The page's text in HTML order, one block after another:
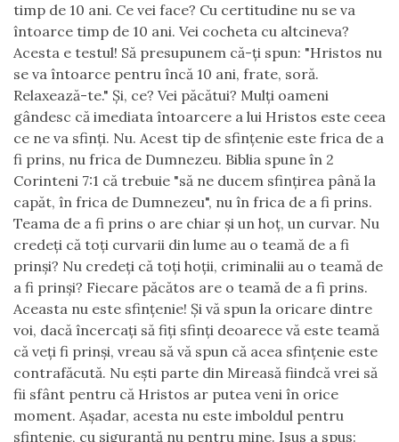
timp de 10 ani. Ce vei face? Cu certitudine nu se va
întoarce timp de 10 ani. Vei cocheta cu altcineva?
Acesta e testul! Să presupunem că-ţi spun: "Hristos nu
se va întoarce pentru încă 10 ani, frate, soră.
Relaxează-te." Şi, ce? Vei păcătui? Mulţi oameni
gândesc că imediata întoarcere a lui Hristos este ceea
ce ne va sfinţi. Nu. Acest tip de sfinţenie este frica de a
fi prins, nu frica de Dumnezeu. Biblia spune în 2
Corinteni 7:1 că trebuie "să ne ducem sfinţirea până la
capăt, în frica de Dumnezeu", nu în frica de a fi prins.
Teama de a fi prins o are chiar şi un hoţ, un curvar. Nu
credeţi că toţi curvarii din lume au o teamă de a fi
prinşi? Nu credeţi că toţi hoţii, criminalii au o teamă de
a fi prinşi? Fiecare păcătos are o teamă de a fi prins.
Aceasta nu este sfinţenie! Şi vă spun la oricare dintre
voi, dacă încercaţi să fiţi sfinţi deoarece vă este teamă
că veţi fi prinşi, vreau să vă spun că acea sfinţenie este
contrafăcută. Nu eşti parte din Mireasă fiindcă vrei să
fii sfânt pentru că Hristos ar putea veni în orice
moment. Aşadar, acesta nu este imboldul pentru
sfinţenie, cu siguranţă nu pentru mine. Isus a spus: